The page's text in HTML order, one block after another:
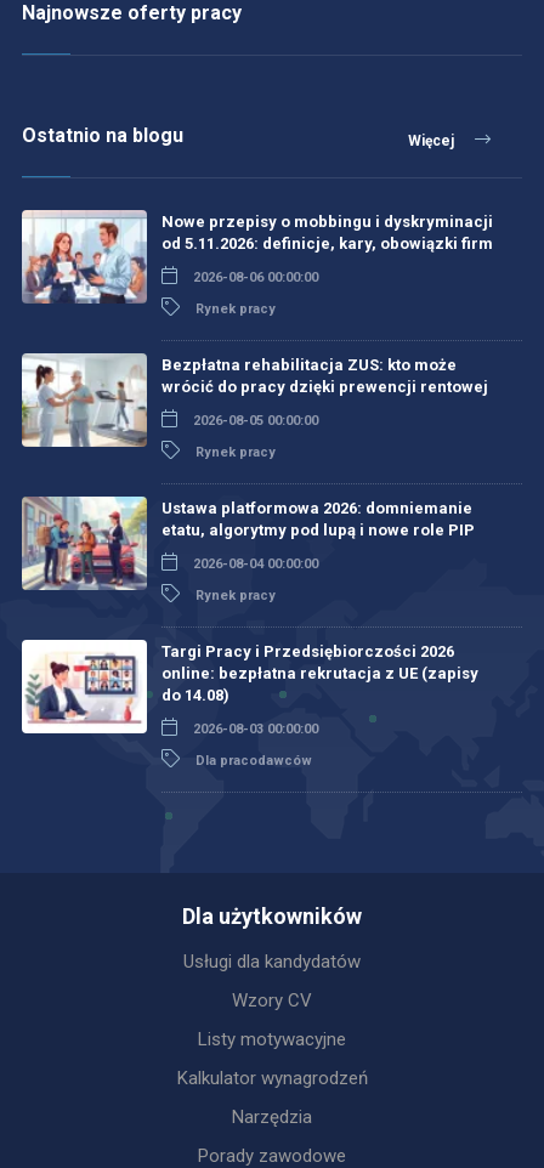
Najnowsze oferty pracy
Ostatnio na blogu Więcej
Nowe przepisy o mobbingu i dyskryminacji
od 5.11.2026: definicje, kary, obowiązki firm
2026-08-06 00:00:00
Rynek pracy
Bezpłatna rehabilitacja ZUS: kto może
wrócić do pracy dzięki prewencji rentowej
2026-08-05 00:00:00
Rynek pracy
Ustawa platformowa 2026: domniemanie
etatu, algorytmy pod lupą i nowe role PIP
2026-08-04 00:00:00
Rynek pracy
Targi Pracy i Przedsiębiorczości 2026
online: bezpłatna rekrutacja z UE (zapisy
do 14.08)
2026-08-03 00:00:00
Dla pracodawców
Dla użytkowników
Usługi dla kandydatów
Wzory CV
Listy motywacyjne
Kalkulator wynagrodzeń
Narzędzia
Porady zawodowe